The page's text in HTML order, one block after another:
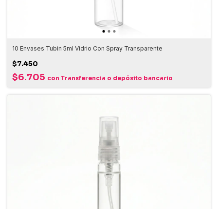
10 Envases Tubin 5ml Vidrio Con Spray Transparente
$7.450
$6.705 con Transferencia o depósito bancario